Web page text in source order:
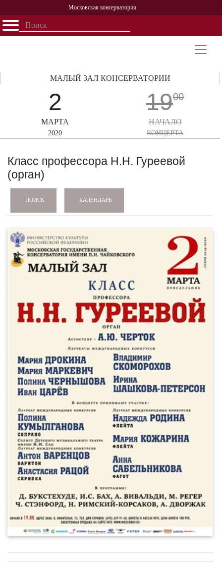
Московская консерватория
Открыть - закрыть
Персоналии
История
2
МАРТА
2020
МАЛЫЙ ЗАЛ КОНСЕРВАТОРИИ
1900
НАЧАЛО
КОНЦЕРТА
Класс профессора Н.Н. Гуреевой
(орган)
ПОИСК КАЛЕНДАРЬ